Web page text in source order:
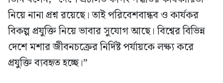
নিয়ে নানা প্রশ্ন রয়েছে। তাই পরিবেশবান্ধব ও কার্যকর
বিকল্প প্রযুক্তি নিয়ে ভাবার সুযোগ আছে। বিশ্বের বিভিন্ন
দেশে মশার জীবনচক্রের নির্দিষ্ট পর্যায়কে লক্ষ্য করে
প্রযুক্তি ব্যবহৃত হচ্ছে।”